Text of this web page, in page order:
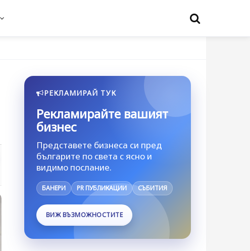
РЕКЛАМИРАЙ ТУК
Рекламирайте вашият
бизнес
Представете бизнеса си пред
българите по света с ясно и
видимо послание.
БАНЕРИ PR ПУБЛИКАЦИИ СЪБИТИЯ
ВИЖ ВЪЗМОЖНОСТИТЕ